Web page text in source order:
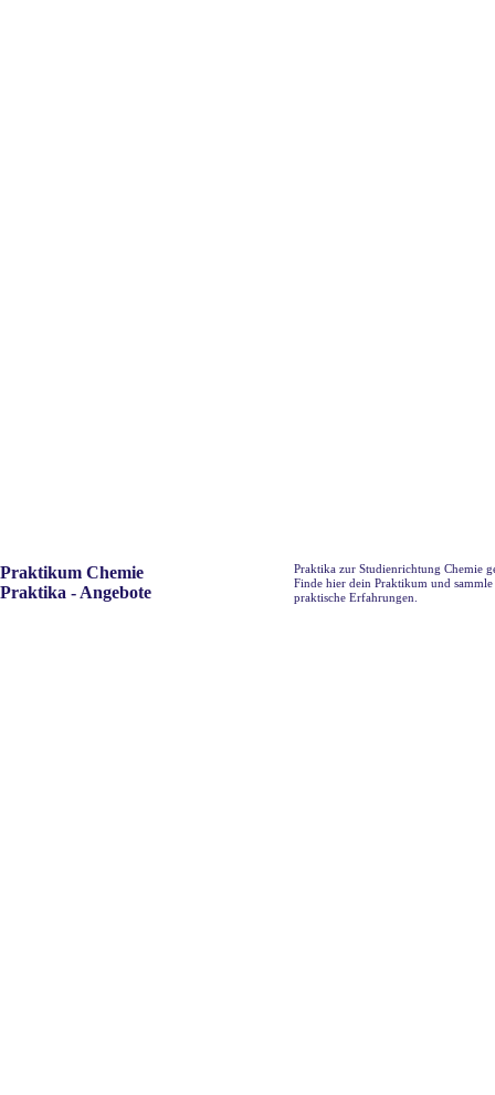
Praktikum Chemie
Praktika - Angebote
Praktika zur Studienrichtung Chemie
Finde hier dein Praktikum und sammle
praktische Erfahrungen.